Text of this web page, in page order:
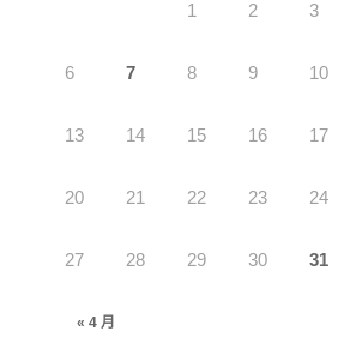
« 4 月
1 2 3
6 7 8 9 10
13 14 15 16 17
20 21 22 23 24
27 28 29 30 31